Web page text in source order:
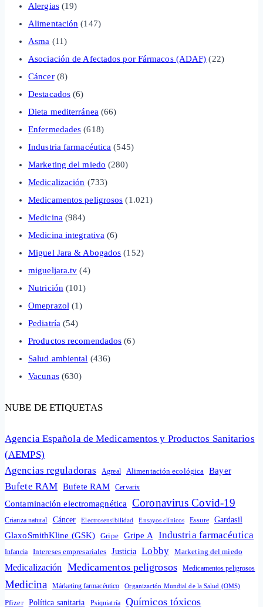
Alergias(19)
Alimentación (147)
Asma (11)
Asociación de Afectados por Fármacos (ADAF) (22)
Cáncer(8)
Destacados (6)
Dieta mediterránea (66)
Enfermedades (618)
Industria farmacéutica (545)
Marketing del miedo (280)
Medicalización (733)
Medicamentos peligrosos (1.021)
Medicina (984)
Medicina integrativa (6)
Miguel Jara & Abogados (152)
migueljara.tv (4)
Nutrición (101)
Omeprazol (1)
Pediatría (54)
Productos recomendados (6)
Salud ambiental (436)
Vacunas(630)
NUBE DE ETIQUETAS
Agencia Española de Medicamentos y Productos Sanitarios
(AEMPS)
Agencias reguladoras
Agreal Alimentación ecológica Bayer
Bufete RAM Bufete RAM Cervarix
Contaminación electromagnética Coronavirus Covid-19
Crianza natural Cáncer Electrosensibilidad Ensayos clínicos Essure Gardasil
GlaxoSmithKline (GSK) Gripe Gripe A Industria farmacéutica
Infancia Intereses empresariales Justicia Lobby Marketing del miedo
Medicalización Medicamentos peligrosos Medicamentos peligrosos
Medicina Márketing farmacéutico Organización Mundial de la Salud (OMS)
Pfizer Política sanitaria Psiquiatría Químicos tóxicos